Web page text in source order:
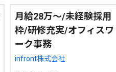
月給28万～/未経験採用
枠/研修充実/オフィスワ
ーク事務
infront株式会社